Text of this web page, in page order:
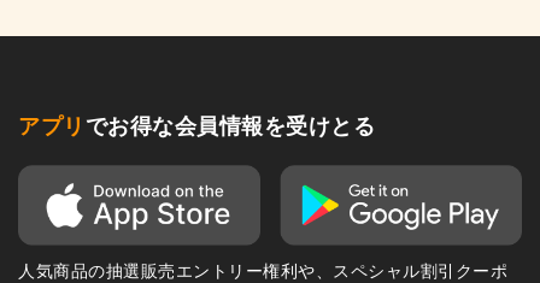
アプリ でお得な会員情報を受けとる
人気商品の抽選販売エントリー権利や、スペシャル割引クーポ